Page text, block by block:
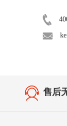
售后